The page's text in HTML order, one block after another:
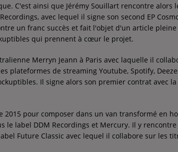
C'est ainsi que Jérémy Souillart rencontre alors
avec lequel il signe son second EP
un franc succès et fait l'objet d'un article pleine
qui prennent à cœur le projet.
Merryn Jeann à Paris avec laquelle il
plateformes de streaming Youtube, Spotify,
Il signe alors son premier contrat avec
pour composer dans un van transformé en
le label DDM Recordings et Mercury. Il y
Future Classic avec lequel il collabore sur les